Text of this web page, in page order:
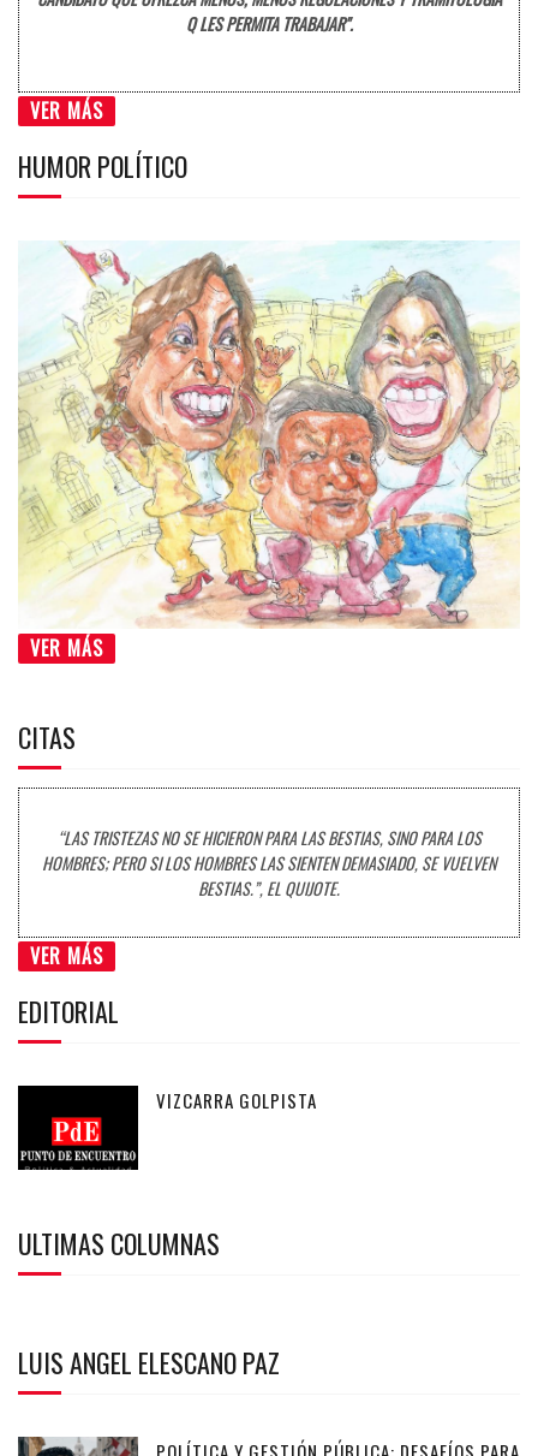
Q LES PERMITA TRABAJAR".
VER MÁS
HUMOR POLÍTICO
VER MÁS
CITAS
“LAS TRISTEZAS NO SE HICIERON PARA LAS BESTIAS, SINO PARA LOS
HOMBRES; PERO SI LOS HOMBRES LAS SIENTEN DEMASIADO, SE VUELVEN
BESTIAS.”, EL QUIJOTE.
VER MÁS
EDITORIAL
VIZCARRA GOLPISTA
ULTIMAS COLUMNAS
LUIS ANGEL ELESCANO PAZ